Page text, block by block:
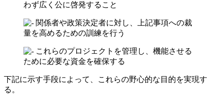
わず広く公に啓発すること
関係者や政策決定者に対し、上記事項への裁
量を高めるための訓練を行う
これらのプロジェクトを管理し、機能させる
ために必要な資金を確保する
下記に示す手段によって、これらの野心的な目的を実現す
る。